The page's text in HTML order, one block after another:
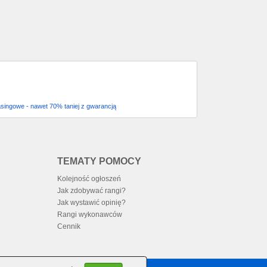
- nawet 70% taniej z gwarancją
TEMATY POMOCY
Kolejność ogłoszeń
Jak zdobywać rangi?
Jak wystawić opinię?
Rangi wykonawców
Cennik